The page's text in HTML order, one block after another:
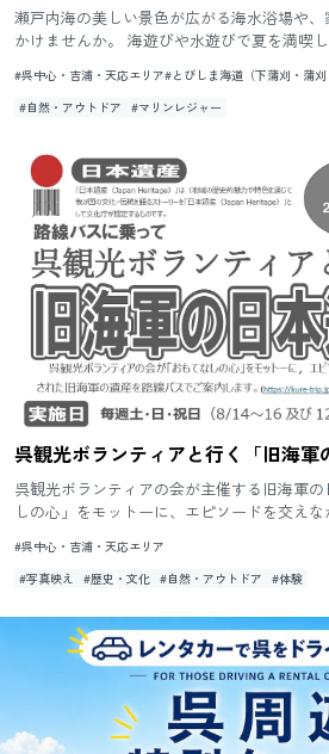
瀬戸内海の美しい景色が広がる海水浴場や
かけませんか。 海遊びや水遊びで夏を満喫
#呉中心・吉浦・天応エリア#とびしま海道（下蒲刈・蒲
#自然・アウトドア #マリンレジャー
呉観光ボランティアと行く「旧海軍
呉観光ボランティアの会が主催する旧海軍
しの心」をモットーに、エピソードを交えな
ま...
#呉中心・吉浦・天応エリア
#写真映え #歴史・文化 #自然・アウトドア #体験